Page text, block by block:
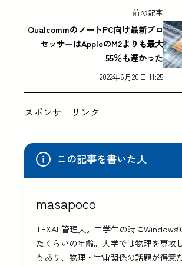
前の記事
QualcommのノートPC向け最新プロ
セッサーはAppleのM2よりも最大
55％も遅かった
2022年6月20日 11:25
スポンサーリンク
この記事を書いた人
masapoco
TEXAL管理人。中学生の時に
たくらいの年齢。大学では物理を専攻
もあり、物理・宇宙関係の話題が得意